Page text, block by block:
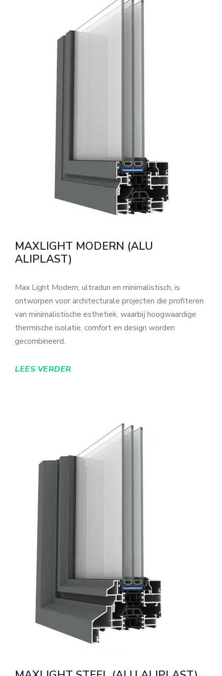
MAXLIGHT MODERN (ALU
ALIPLAST)
Max Light Modern, ultradun en minimalistisch, is
ontworpen voor architecturale projecten die profiteren
van minimalistische esthetiek, waarbij hoogwaardige
thermische isolatie, comfort en design worden
gecombineerd.
LEES VERDER